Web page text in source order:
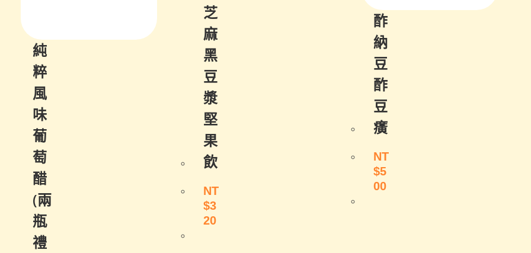
純
粹
風
味
葡
萄
醋
(兩
瓶
禮
芝
麻
黑
豆
漿
堅
果
飲
NT
$3
20
酢
納
豆
酢
豆
癀
NT
$5
00